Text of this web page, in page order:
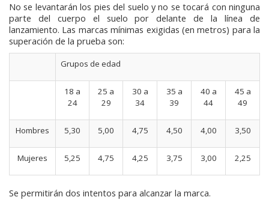
No se levantarán los pies del suelo y no se tocará con ninguna
parte del cuerpo el suelo por delante de la línea de
lanzamiento. Las marcas mínimas exigidas (en metros) para la
superación de la prueba son:
Grupos de edad
18 a
24
25 a
29
30 a
34
35 a
39
40 a
44
45 a
49
Hombres 5,30 5,00 4,75 4,50 4,00 3,50
Mujeres 5,25 4,75 4,25 3,75 3,00 2,25
Se permitirán dos intentos para alcanzar la marca.